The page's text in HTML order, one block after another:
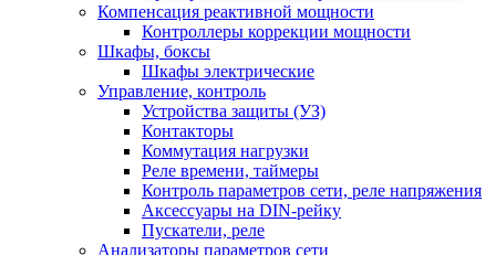
Компенсация реактивной мощности
Контроллеры коррекции мощности
Шкафы, боксы
Шкафы электрические
Управление, контроль
Устройства защиты (УЗ)
Контакторы
Коммутация нагрузки
Реле времени, таймеры
Контроль параметров сети, реле напряжения
Аксессуары на DIN-рейку
Пускатели, реле
Анализаторы параметров сети